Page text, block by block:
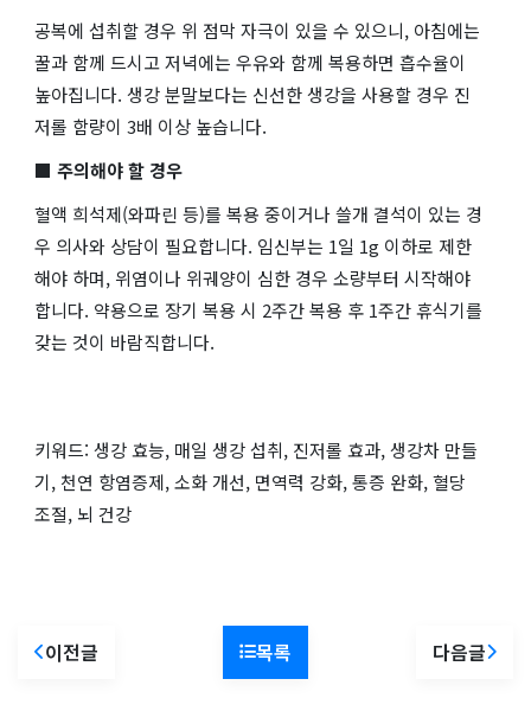
공복에 섭취할 경우 위 점막 자극이 있을 수 있으니, 아침에는
꿀과 함께 드시고 저녁에는 우유와 함께 복용하면 흡수율이
높아집니다. 생강 분말보다는 신선한 생강을 사용할 경우 진
저롤 함량이 3배 이상 높습니다.
■ 주의해야 할 경우
혈액 희석제(와파린 등)를 복용 중이거나 쓸개 결석이 있는 경
우 의사와 상담이 필요합니다. 임신부는 1일 1g 이하로 제한
해야 하며, 위염이나 위궤양이 심한 경우 소량부터 시작해야
합니다. 약용으로 장기 복용 시 2주간 복용 후 1주간 휴식기를
갖는 것이 바람직합니다.
키워드: 생강 효능, 매일 생강 섭취, 진저롤 효과, 생강차 만들
기, 천연 항염증제, 소화 개선, 면역력 강화, 통증 완화, 혈당
조절, 뇌 건강
이전글 목록 다음글